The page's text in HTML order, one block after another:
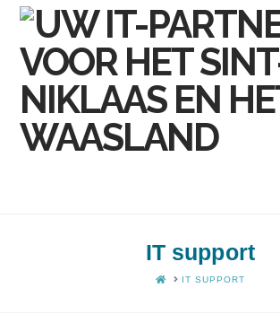
IT support
HOMEIT SUPPORT